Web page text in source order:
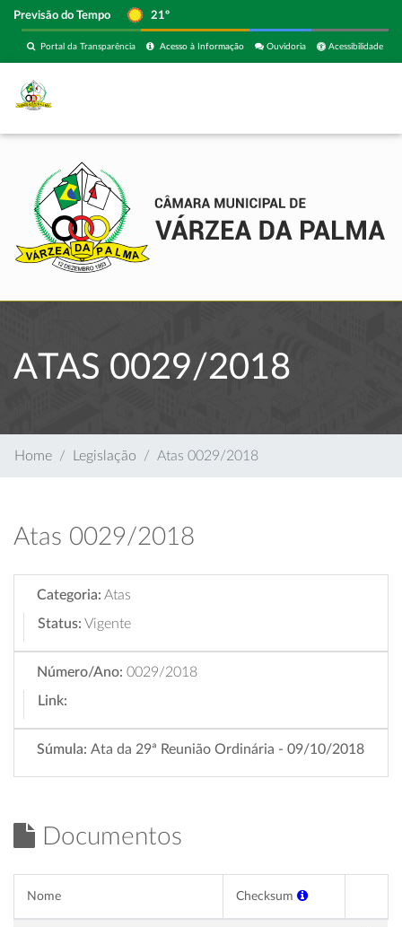
Previsão do Tempo 21º
Acessibilidade
Ouvidoria
Acesso à Informação
Portal da Transparência
ATAS 0029/2018
Home Legislação Atas 0029/2018
Atas 0029/2018
Categoria: Atas
Status: Vigente
Número/Ano: 0029/2018
Link:
Súmula: Ata da 29ª Reunião Ordinária - 09/10/2018
Documentos
Nome Checksum